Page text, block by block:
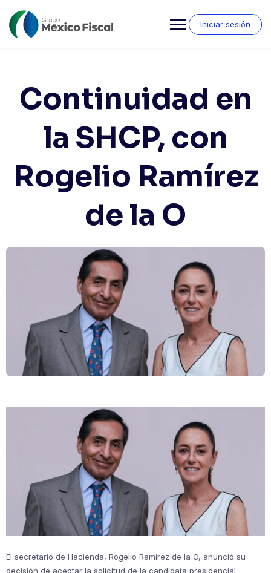
contenido
Iniciar sesión
Continuidad en
la SHCP, con
Rogelio Ramírez
de la O
El secretario de Hacienda, Rogelio Ramírez de la O, anunció su
decisión de aceptar la solicitud de la candidata presidencial